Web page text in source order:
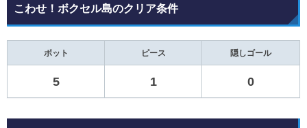
こわせ！ボクセル島のクリア条件
ボット ピース 隠しゴール
5 1 0